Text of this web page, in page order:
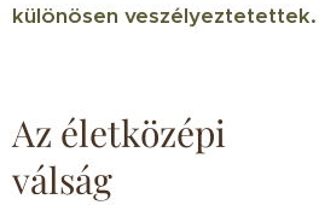
különösen veszélyeztetettek.
Az életközépi
válság